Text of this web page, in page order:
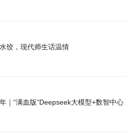
饺，现代师生话温情
｜“满血版”Deepseek大模型+数智中心